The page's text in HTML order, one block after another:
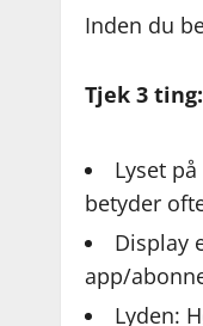
Inden du
Tjek 3 ting:
Lyset
betyder
Display
app/
Lyden: